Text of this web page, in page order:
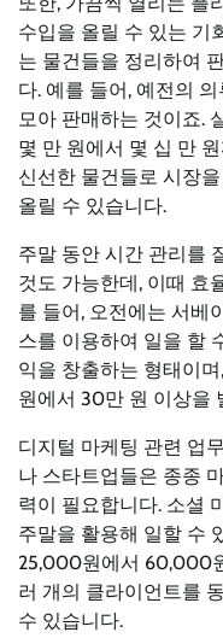
수입을 올릴 수 있는 기
는 물건들을 정리하여
다. 예를 들어, 예전의
모아 판매하는 것이죠.
몇 만 원에서 몇 십 만
신선한 물건들로 시장
올릴 수 있습니다.
주말 동안 시간 관리를
것도 가능한데, 이때 효
를 들어, 오전에는 서베
스를 이용하여 일을 할
익을 창출하는 형태이
원에서 30만 원 이상을
디지털 마케팅 관련 업
나 스타트업들은 종종
력이 필요합니다. 소셜
주말을 활용해 일할 수
25,000원에서 60,000
러 개의 클라이언트를
수 있습니다.